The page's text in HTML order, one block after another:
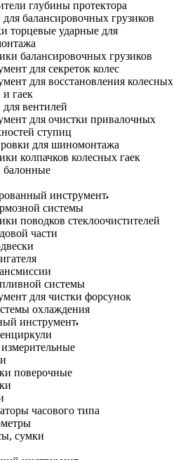
глубины протектора
балансировочных грузиков
торцевые ударные для
балансировочных грузиков
для секреток колес
для восстановления колесных
и гаек
вентилей
для очистки привалочных
ступиц
для шиномонтажа
колпачков колесных гаек
инструмент
системы
поводков стеклоочистителей
части
системы
для чистки форсунок
охлаждения
инструмент
поверочные
часового типа
сумки